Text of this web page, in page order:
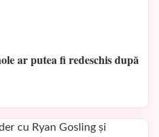
ar putea fi redeschis după